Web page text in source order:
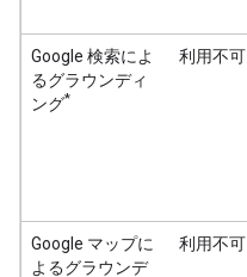
Google 検索によ
るグラウンディ
ング*
利用不可
Google マップに
よるグラウンデ
利用不可